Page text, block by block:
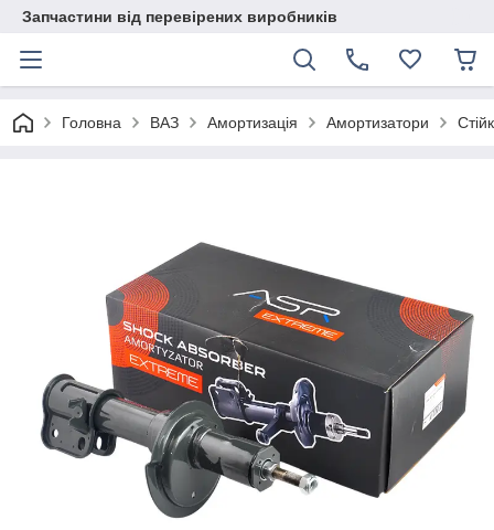
Запчастини від перевірених виробників
Головна ВАЗ Амортизація Амортизатори